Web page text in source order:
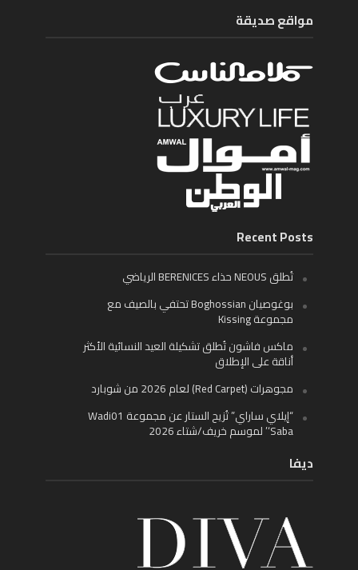
مواقع صديقة
Recent Posts
تُطلق NEOUS حذاء BERENICES الرياضي
بوغوصيان Boghossian تحتفي بالصيف مع
مجموعة Kissing
ماكس فاشون تُطلق تشكيلة العيد النسائية الأكثر
أناقة على الإطلاق
مجوهرات (Red Carpet) لعام 2026 من شوبارد
“إيلاي ساراي” تُزيح الستار عن مجموعة Wadi01
‘Saba’ لموسم خريف/شتاء 2026
ديفا